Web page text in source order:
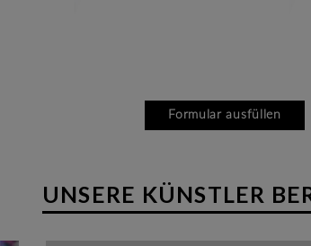
Formular ausfüllen
UNSERE KÜNSTLER